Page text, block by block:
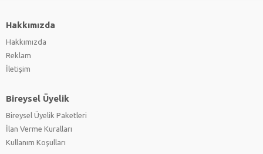
Hakkımızda
Hakkımızda
Reklam
İletişim
Bireysel Üyelik
Bireysel Üyelik Paketleri
İlan Verme Kuralları
Kullanım Koşulları